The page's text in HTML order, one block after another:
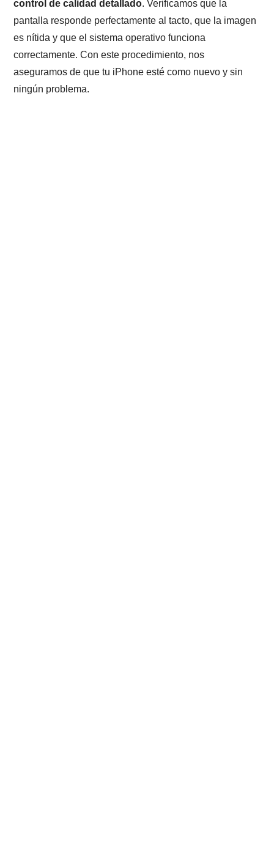
control de calidad detallado. Verificamos que la
pantalla responde perfectamente al tacto, que la imagen
es nítida y que el sistema operativo funciona
correctamente. Con este procedimiento, nos
aseguramos de que tu iPhone esté como nuevo y sin
ningún problema.